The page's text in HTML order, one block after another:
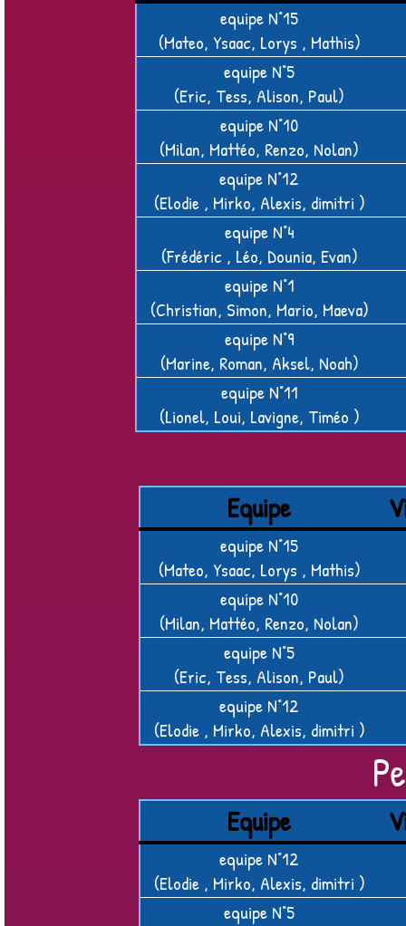
equipe N°15
(Mateo, Ysaac, Lorys , Mathis)
equipe N°5
(Eric, Tess, Alison, Paul)
equipe N°10
(Milan, Mattéo, Renzo, Nolan)
equipe N°12
(Elodie , Mirko, Alexis, dimitri )
equipe N°4
(Frédéric , Léo, Dounia, Evan)
equipe N°1
(Christian, Simon, Mario, Maeva)
equipe N°9
(Marine, Roman, Aksel, Noah)
equipe N°11
(Lionel, Loui, Lavigne, Timéo )
Equipe
equipe N°15
(Mateo, Ysaac, Lorys , Mathis)
equipe N°10
(Milan, Mattéo, Renzo, Nolan)
equipe N°5
(Eric, Tess, Alison, Paul)
equipe N°12
(Elodie , Mirko, Alexis, dimitri )
Equipe
equipe N°12
(Elodie , Mirko, Alexis, dimitri )
equipe N°5